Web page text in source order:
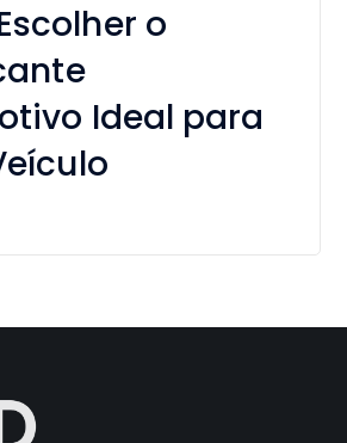
o
Ideal para